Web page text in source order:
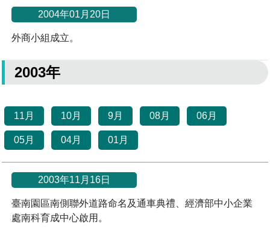
2004年01月20日
外商小組成立。
2003年
11月 10月 9月 08月 06月
05月 04月 01月
2003年11月16日
臺南園區南側聯外道路命名及通車典禮、經濟部中小企業
處南科育成中心啟用。